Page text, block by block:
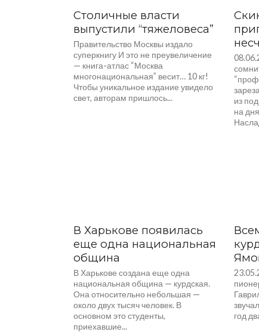
Столичные власти
выпустили “тяжеловеса”
Правительство Москвы издало
суперкнигу И это не преувеличение
— книга-атлас “Москва
многонациональная” весит… 10 кг!
Чтобы уникальное издание увидело
свет, авторам пришлось...
из
на
В Харькове появилась
еще одна национальная
община
В Харькове создана еще одна
национальная община — курдская.
Она относительно небольшая —
около двух тысяч человек. В
основном это студенты,
приехавшие...
год